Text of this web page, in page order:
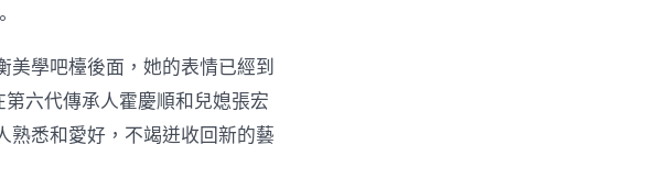
美學吧檯後面，她的表情已經到
六代傳承人霍慶順和兒媳張宏
熟悉和愛好，不竭迸收回新的藝